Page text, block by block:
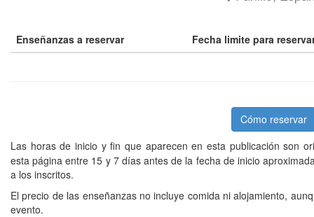
Enseñanzas a reservar Fecha limite para
Cómo reservar
Las horas de inicio y fin que aparecen en esta publicación son
esta página entre 15 y 7 días antes de la fecha de inicio
a los inscritos.
El precio de las enseñanzas no incluye comida ni alojamiento,
evento.